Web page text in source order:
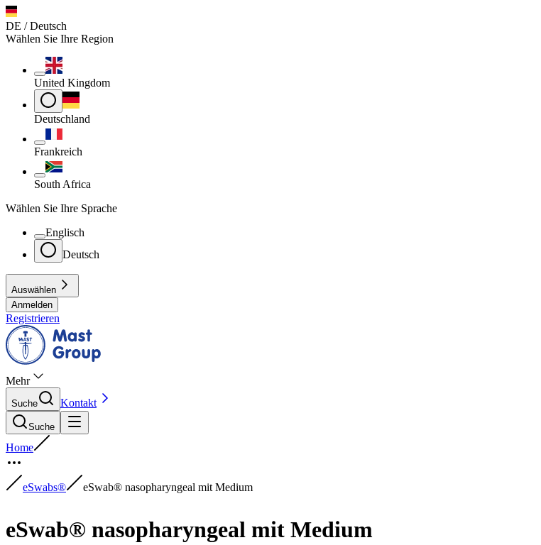
DE / Deutsch
Wählen Sie Ihre Region
United Kingdom
Deutschland
Frankreich
South Africa
Wählen Sie Ihre Sprache
Englisch
Deutsch
Auswählen
Anmelden
Registrieren
Mehr
Suche Kontakt
Suche
Home
eSwabs® eSwab® nasopharyngeal mit Medium
eSwab® nasopharyngeal mit Medium